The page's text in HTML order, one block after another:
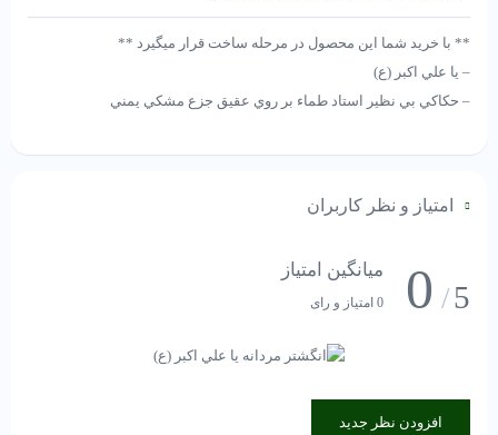
** با خرید شما این محصول در مرحله ساخت قرار میگیرد **
– يا علي اكبر (ع)
– حكاكي بي نظير استاد طماء بر روي عقيق جزع مشكي يمني
– حكاكي بي نظير استاد طماء بر روي عقيق جزع مشكي يمني
امتیاز و نظر کاربران
5
/
0 میانگین امتیاز
0 امتیاز و رای
افزودن نظر جدید